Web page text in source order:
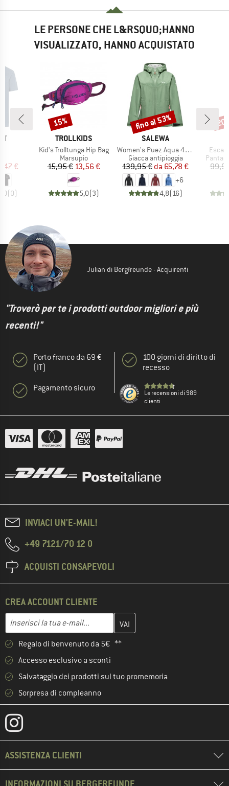
LE PERSONE CHE L&RSQUO;HANNO
VISUALIZZATO, HANNO ACQUISTATO
ridotto
€
(0)
MARCHIO
TROLLKIDS
Articolo
Kid's Trolltunga Hip Bag
Gruppo di prodotti
Marsupio
Prezzo
15,95 €Prezzo ridotto
13,56 €
5,0(3)
Sconto
15%
MARCHIO
SALEWA
Articolo
Women's Puez Aqua 4 PowerTex 2.5L Jacket
Gruppo di prodotti
Giacca antipioggia
Prezzo
139,95 € Prezzo ridotto
da 65,78 €
+6
4,8(16)
Sconto
fino al 53%
Julian di Bergfreunde - Acquirenti
"Troverò per te i prodotti outdoor migliori e più
recenti!"
Porto franco da 69 €
(IT)
Pagamento sicuro
100 giorni di diritto di
recesso
Le recensioni di 989
clienti
INVIACI UN'E-MAIL!
+49 7121/70 12 0
ACQUISTI CONSAPEVOLI
CREA ACCOUNT CLIENTE
Indirizzo e-mail
Inserisci qui il tuo indirizzo e-mail e crea il tuo account cliente
Regalo di benvenuto da 5€ **
Accesso esclusivo a sconti
Salvataggio dei prodotti sul tuo promemoria
Sorpresa di compleanno
ASSISTENZA CLIENTI